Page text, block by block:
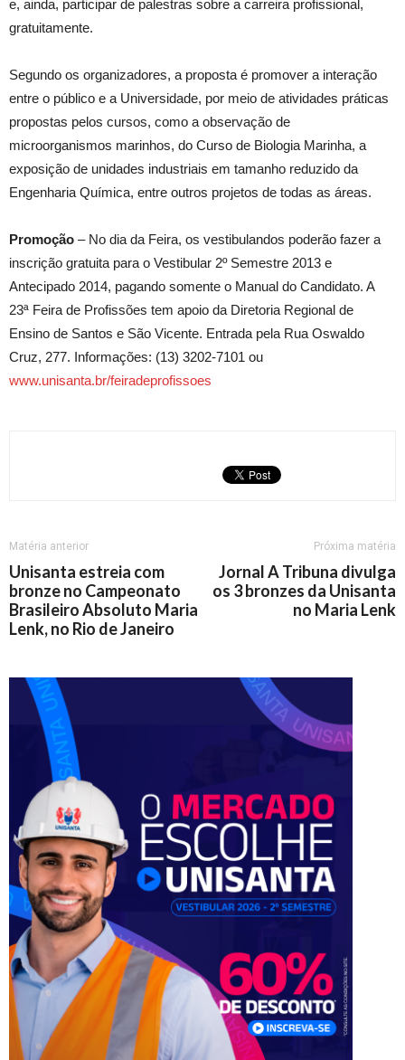
e, ainda, participar de palestras sobre a carreira profissional,
gratuitamente.
Segundo os organizadores, a proposta é promover a interação
entre o público e a Universidade, por meio de atividades práticas
propostas pelos cursos, como a observação de
microorganismos marinhos, do Curso de Biologia Marinha, a
exposição de unidades industriais em tamanho reduzido da
Engenharia Química, entre outros projetos de todas as áreas.
Promoção – No dia da Feira, os vestibulandos poderão fazer a
inscrição gratuita para o Vestibular 2º Semestre 2013 e
Antecipado 2014, pagando somente o Manual do Candidato. A
23ª Feira de Profissões tem apoio da Diretoria Regional de
Ensino de Santos e São Vicente. Entrada pela Rua Oswaldo
Cruz, 277. Informações: (13) 3202-7101 ou
www.unisanta.br/feiradeprofissoes
Matéria anterior
Unisanta estreia com
bronze no Campeonato
Brasileiro Absoluto Maria
Lenk, no Rio de Janeiro
Próxima matéria
Jornal A Tribuna divulga
os 3 bronzes da Unisanta
no Maria Lenk